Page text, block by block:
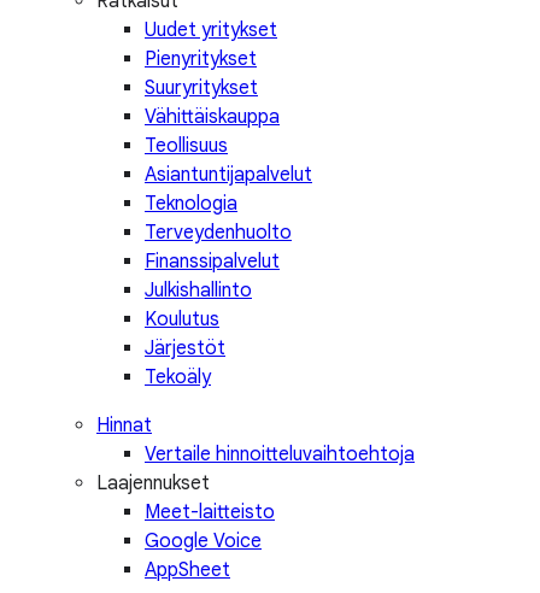
Uudet yritykset
Pienyritykset
Suuryritykset
Vähittäiskauppa
Teollisuus
Asiantuntijapalvelut
Teknologia
Terveydenhuolto
Finanssipalvelut
Julkishallinto
Koulutus
Järjestöt
Tekoäly
Hinnat
Vertaile hinnoitteluvaihtoehtoja
Laajennukset
Meet-laitteisto
Google Voice
AppSheet